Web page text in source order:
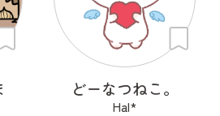
どーなつねこ。
Hal*